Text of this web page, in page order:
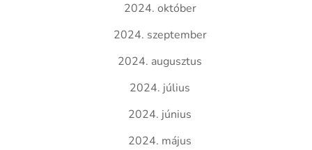
2024. október
2024. szeptember
2024. augusztus
2024. július
2024. június
2024. május